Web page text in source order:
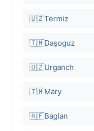
🇺🇿Termiz
🇹🇲Daşoguz
🇺🇿Urganch
🇹🇲Mary
🇦🇫Baglan